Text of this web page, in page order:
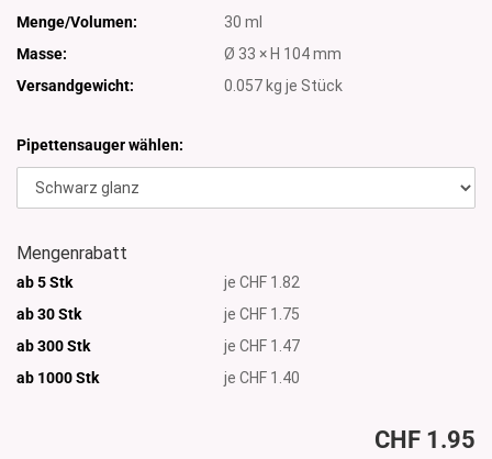
Menge/Volumen:
30 ml
Masse:
Ø 33 × H 104 mm
Versandgewicht:
0.057 kg je Stück
Pipettensauger wählen:
Mengenrabatt
ab 5 Stk
je CHF 1.82
ab 30 Stk
je CHF 1.75
ab 300 Stk
je CHF 1.47
ab 1000Stk je CHF 1.40
CHF 1.95